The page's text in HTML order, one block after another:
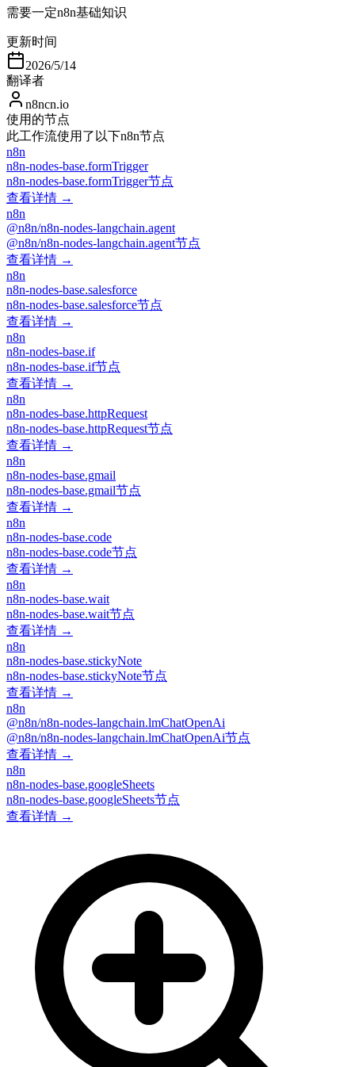
需要一定n8n基础知识
更新时间
2026/5/14
翻译者
n8ncn.io
使用的节点
此工作流使用了以下n8n节点
n8n
n8n-nodes-base.formTrigger
n8n-nodes-base.formTrigger节点
查看详情 →
n8n
@n8n/n8n-nodes-langchain.agent
@n8n/n8n-nodes-langchain.agent节点
查看详情 →
n8n
n8n-nodes-base.salesforce
n8n-nodes-base.salesforce节点
查看详情 →
n8n
n8n-nodes-base.if
n8n-nodes-base.if节点
查看详情 →
n8n
n8n-nodes-base.httpRequest
n8n-nodes-base.httpRequest节点
查看详情 →
n8n
n8n-nodes-base.gmail
n8n-nodes-base.gmail节点
查看详情 →
n8n
n8n-nodes-base.code
n8n-nodes-base.code节点
查看详情 →
n8n
n8n-nodes-base.wait
n8n-nodes-base.wait节点
查看详情 →
n8n
n8n-nodes-base.stickyNote
n8n-nodes-base.stickyNote节点
查看详情 →
n8n
@n8n/n8n-nodes-langchain.lmChatOpenAi
@n8n/n8n-nodes-langchain.lmChatOpenAi节点
查看详情 →
n8n
n8n-nodes-base.googleSheets
n8n-nodes-base.googleSheets节点
查看详情 →